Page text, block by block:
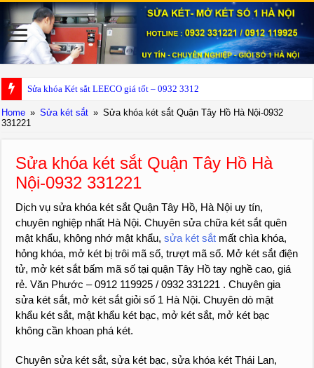
Sửa khóa Két sắt LEECO giá tốt – 0932 331221
Home » Sửa két sắt » Sửa khóa két sắt Quận Tây Hồ Hà Nội-0932
331221
Sửa khóa két sắt Quận Tây Hồ Hà
Nội-0932 331221
Dịch vụ sửa khóa két sắt Quận Tây Hồ, Hà Nội uy tín,
chuyên nghiệp nhất Hà Nội. Chuyên sửa chữa két sắt quên
mật khẩu, không nhớ mật khẩu,sửa két sắt mất chìa khóa,
hỏng khóa, mở két bị trôi mã số, trượt mã số. Mở két sắt điện
tử, mở két sắt bấm mã số tại quận Tây Hồ tay nghề cao, giá
rẻ. Văn Phước – 0912 119925 / 0932 331221 . Chuyên gia
sửa két sắt, mở két sắt giỏi số 1 Hà Nội. Chuyên dò mật
khẩu két sắt, mật khẩu két bạc, mở két sắt, mở két bạc
không cần khoan phá két.
Chuyên sửa két sắt, sửa két bạc, sửa khóa két Thái Lan,